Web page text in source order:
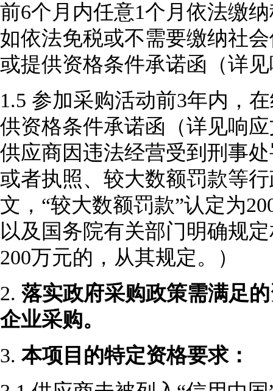
前6个月内任意1个月依法缴
如依法免税或不需要缴纳社
或提供资格条件承诺函（详见
1.5 参加采购活动前3年内，
供资格条件承诺函（详见响应
供应商因违法经营受到刑事
或者执照、较大数额罚款等
文，“较大数额罚款”认定为
以及国务院有关部门明确规
200万元的，从其规定。）
2. 落实政府采购政策需满足
企业采购。
3. 本项目的特定资格要求：